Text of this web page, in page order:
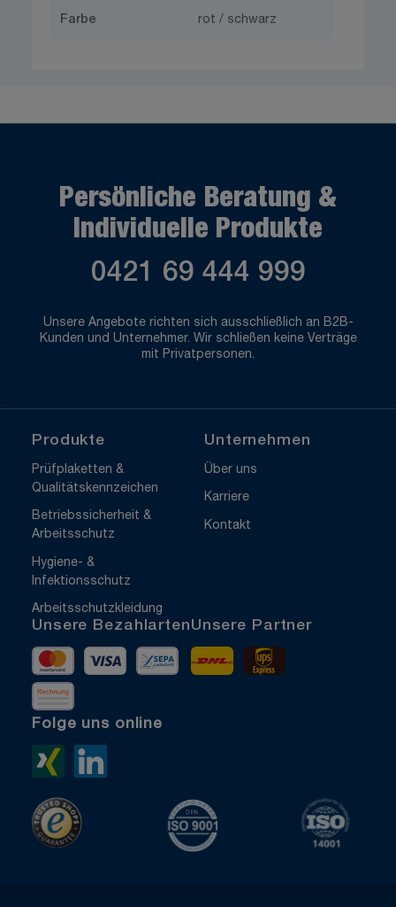
Farbe rot / schwarz
Persönliche Beratung &
Individuelle Produkte
0421 69 444 999
Unsere Angebote richten sich ausschließlich an B2B-
Kunden und Unternehmer. Wir schließen keine Verträge
mit Privatpersonen.
Produkte
Prüfplaketten &
Qualitätskennzeichen
Betriebssicherheit &
Arbeitsschutz
Hygiene- &
Infektionsschutz
Arbeitsschutzkleidung
Unternehmen
Über uns
Karriere
Kontakt
Unsere Bezahlarten
MastercardVisa Vorkasse
Rechnung
Unsere Partner
DHL
Folge uns online
Xing>
ISO 9001 zertifiziert